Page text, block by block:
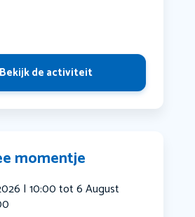
Bekijk de activiteit
momentje
| 10:00 tot 6 August